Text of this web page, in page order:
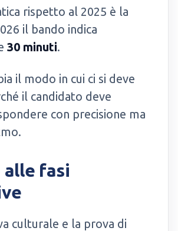
rispetto al 2025 è la
il bando indica
30 minuti.
il modo in cui ci si deve
il candidato deve
con precisione ma
alle fasi
culturale e la prova di